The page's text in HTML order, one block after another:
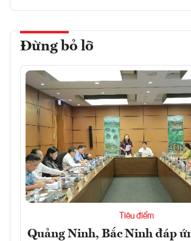
Đừng bỏ lỡ
Tiêu điểm
Quảng Ninh, Bắc Ninh đáp